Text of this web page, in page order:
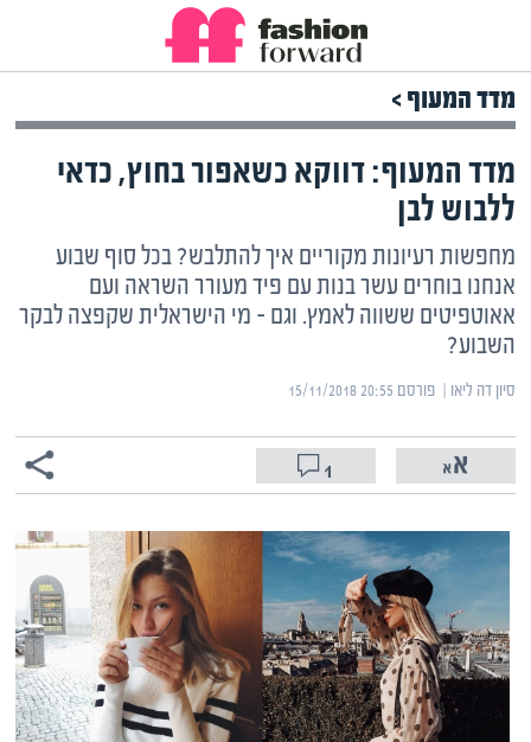
מדד המעוף >
מדד המעוף: דווקא כשאפור בחוץ, כדאי
ללבוש לבן
מחפשות רעיונות מקוריים איך להתלבש? בכל סוף שבוע
אנחנו בוחרים עשר בנות עם פיד מעורר השראה ועם
אאוטפיטים ששווה לאמץ. וגם – מי הישראלית שקפצה לבקר
השבוע?
סיון דה ליאו | ‏פורסם ‎15/11/2018 20:55
1